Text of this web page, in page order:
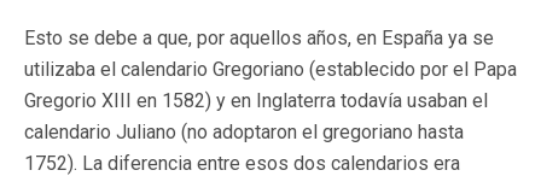
Esto se debe a que, por aquellos años, en España ya se
utilizaba el calendario Gregoriano (establecido por el Papa
Gregorio XIII en 1582) y en Inglaterra todavía usaban el
calendario Juliano (no adoptaron el gregoriano hasta
1752). La diferencia entre esos dos calendarios era